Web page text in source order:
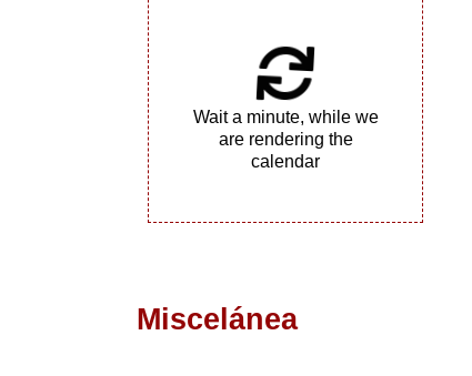
Wait a minute, while we
are rendering the
calendar
Miscelánea